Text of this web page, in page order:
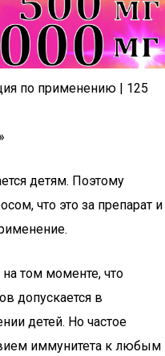
по применению | 125
детям. Поэтому
что это за препарат и
том моменте, что
допускается в
детей. Но частое
иммунитета к любым